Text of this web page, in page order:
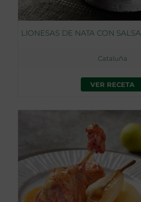
LIONESAS DE NATA CON
Cataluña
VER RECETA